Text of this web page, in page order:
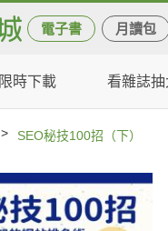
電子書 月讀包
限時下載 看雜誌
> SEO秘技100招（下）